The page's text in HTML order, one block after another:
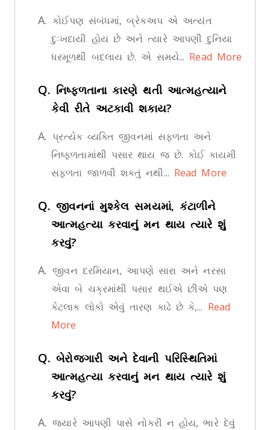
A. કોઈપણ સંબંધમાં, બ્રેકઅપ એ અત્યંત
દુઃખદાયી હોય છે અને ત્યારે આપણી દુનિયા
ધરમૂળથી બદલાય છે. એ સમયે... Read More
Q. નિષ્ફળતાના કારણે થતી આત્મહત્યાને
કેવી રીતે અટકાવી શકાય?
A. પ્રત્યેક વ્યક્તિ જીવનમાં સફળતા અને
નિષ્ફળતામાંથી પસાર થાય જ છે. કોઈ કાયમી
સફળતા જાળવી શકતું નથી... Read More
Q.જીવનનાં મુશ્કેલ સમયમાં, કંટાળીને
આત્મહત્યા કરવાનું મન થાય ત્યારે શું
કરવું?
A.જીવન દરમિયાન, આપણે સારા અને નરસા
એવા બે ચક્રમાંથી પસાર થઈએ છીએ પણ
કેટલાક લોકો એવું તારણ કાઢે છે કે,... Read
More
Q.બેરોજગારી અને દેવાની પરિસ્થિતિમાં
આત્મહત્યા કરવાનું મન થાય ત્યારે શું
કરવું?
A.જ્યારે આપણી પાસે નોકરી ન હોય, ભારે દેવું